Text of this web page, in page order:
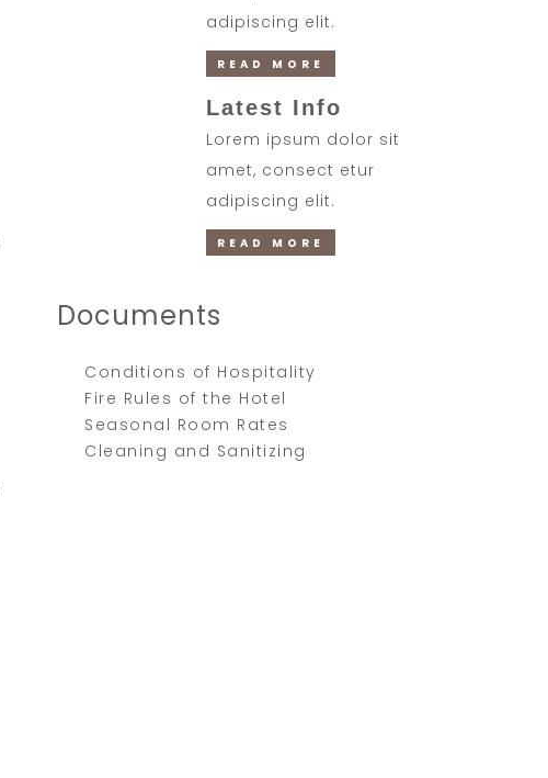
adipiscing elit.
READ MORE
Latest Info
Lorem ipsum dolor sit
amet, consect etur
adipiscing elit.
READ MORE
Documents
Conditions of Hospitality
Fire Rules of the Hotel
Seasonal Room Rates
Cleaning and Sanitizing